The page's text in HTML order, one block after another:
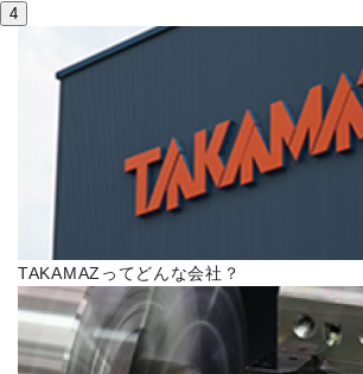
お問い合わせ
高松流技
ご利用に際して
当社のセキュリティへの取り組み
プライバシーポリシー
4
TAKAMAZってどんな会社？